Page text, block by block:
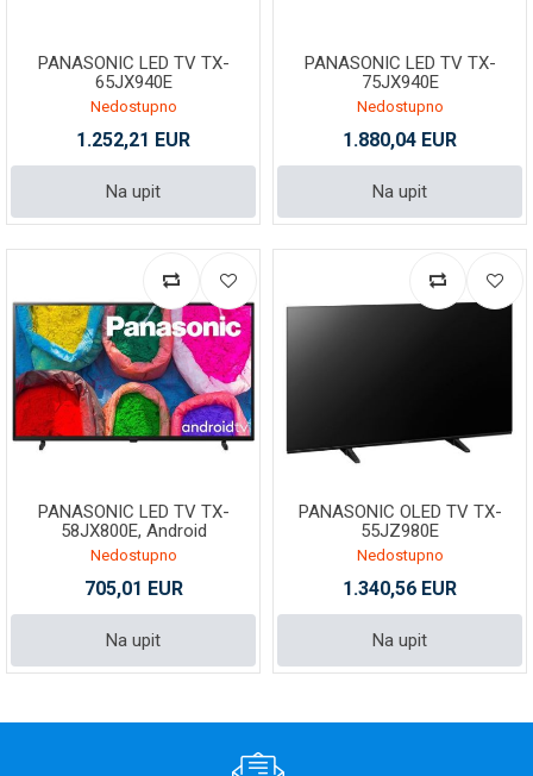
PANASONIC LED TV TX-
65JX940E
Nedostupno
1.252,21 EUR
Na upit
PANASONIC LED TV TX-
75JX940E
Nedostupno
1.880,04 EUR
Na upit
PANASONIC LED TV TX-
58JX800E, Android
Nedostupno
705,01 EUR
Na upit
PANASONIC OLED TV TX-
55JZ980E
Nedostupno
1.340,56 EUR
Na upit